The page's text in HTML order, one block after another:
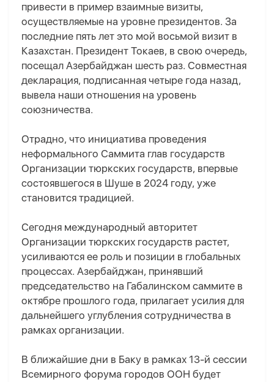
привести в пример взаимные визиты,
осуществляемые на уровне президентов. За
последние пять лет это мой восьмой визит в
Казахстан. Президент Токаев, в свою очередь,
посещал Азербайджан шесть раз. Совместная
декларация, подписанная четыре года назад,
вывела наши отношения на уровень
союзничества.
Отрадно, что инициатива проведения
неформального Саммита глав государств
Организации тюркских государств, впервые
состоявшегося в Шуше в 2024 году, уже
становится традицией.
Сегодня международный авторитет
Организации тюркских государств растет,
усиливаются ее роль и позиции в глобальных
процессах. Азербайджан, принявший
председательство на Габалинском саммите в
октябре прошлого года, прилагает усилия для
дальнейшего углубления сотрудничества в
рамках организации.
В ближайшие дни в Баку в рамках 13-й сессии
Всемирного форума городов ООН будет